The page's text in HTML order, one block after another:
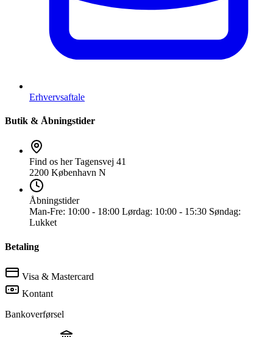
Erhvervsaftale
Butik & Åbningstider
Find os her Tagensvej 41
2200 København N
Åbningstider
Man-Fre: 10:00 - 18:00 Lørdag: 10:00 - 15:30 Søndag:
Lukket
Betaling
Visa & Mastercard
Kontant
Bankoverførsel